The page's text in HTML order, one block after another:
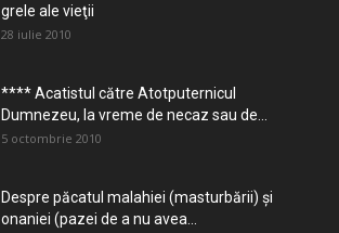
grele ale vieţii
28 iulie 2010
**** Acatistul către Atotputernicul
Dumnezeu, la vreme de necaz sau de...
5 octombrie 2010
Despre păcatul malahiei (masturbării) şi
onaniei (pazei de a nu avea...